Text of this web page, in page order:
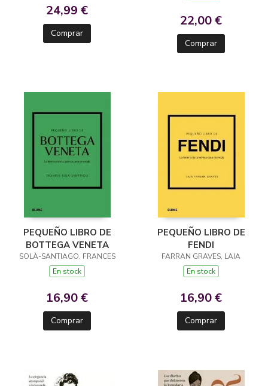
24,99 €
Comprar
22,00 €
Comprar
PEQUEÑO LIBRO DE
BOTTEGA VENETA
SOLÀ-SANTIAGO, FRANCES
En stock
16,90 €
Comprar
PEQUEÑO LIBRO DE
FENDI
FARRAN GRAVES, LAIA
En stock
16,90 €
Comprar